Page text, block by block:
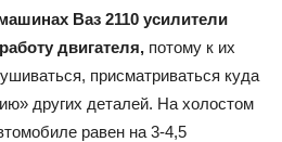
Ваз 2110 усилители
двигателя, потому к их
присматриваться куда
других деталей. На холостом
равен на 3-4,5